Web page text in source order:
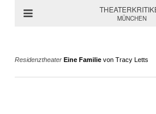
MÜNCHEN
Residenztheater Eine Familie von Tracy Letts